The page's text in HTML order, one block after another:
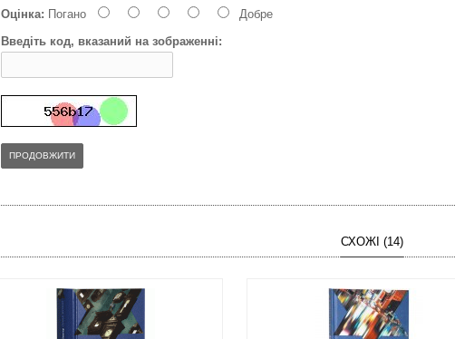
Оцінка: Погано
Добре
Введіть код, вказаний на зображенні:
ПРОДОВЖИТИ
СХОЖІ (14)